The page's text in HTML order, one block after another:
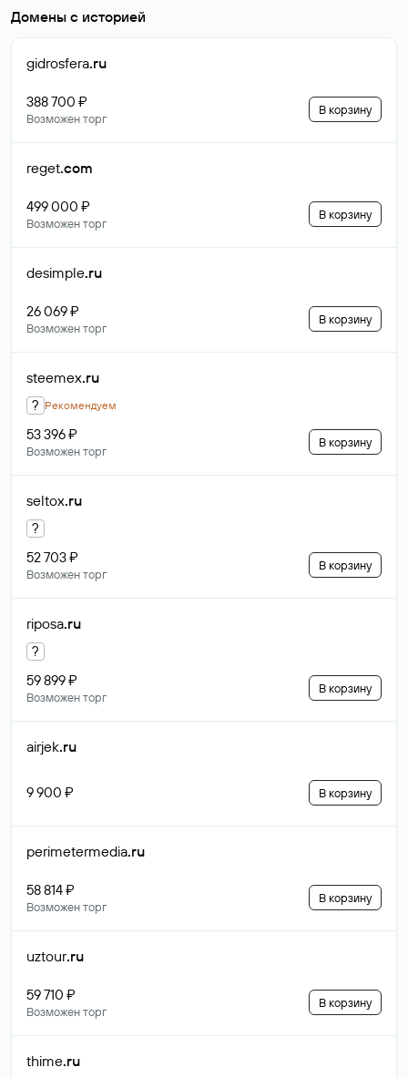
Домены с историей
gidrosfera.ru
388 700 ₽
Возможен торг
В корзину
reget.com
499 000 ₽
Возможен торг
В корзину
desimple.ru
26 069 ₽
Возможен торг
В корзину
steemex.ru
? Рекомендуем
53 396 ₽
Возможен торг
В корзину
seltox.ru
?
52 703 ₽
Возможен торг
В корзину
riposa.ru
?
59 899 ₽
Возможен торг
В корзину
airjek.ru
9 900 ₽ В корзину
perimetermedia.ru
58 814 ₽
Возможен торг
В корзину
uztour.ru
59 710 ₽
Возможен торг
В корзину
thime.ru